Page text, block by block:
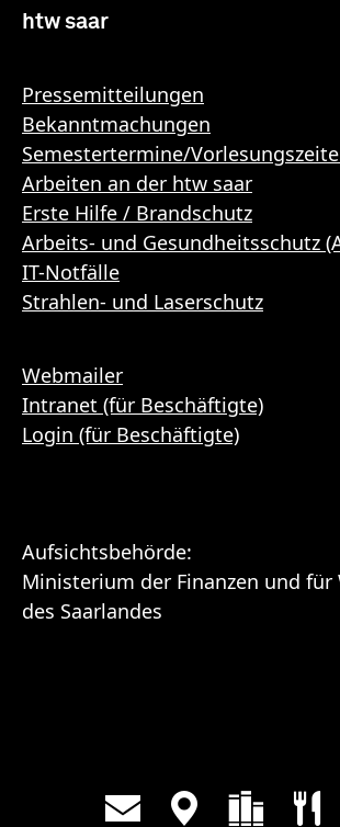
htw saar
Pressemitteilungen
Bekanntmachungen
Semestertermine/
Arbeiten an der htw saar
Erste Hilfe / Brandschutz
Arbeits- und Gesundheitsschutz
IT-Notfälle
Strahlen- und Laserschutz
Webmailer
Intranet (für Beschäftigte)
Login (für Beschäftigte)
Aufsichtsbehörde:
Ministerium der Finanzen und für
des Saarlandes